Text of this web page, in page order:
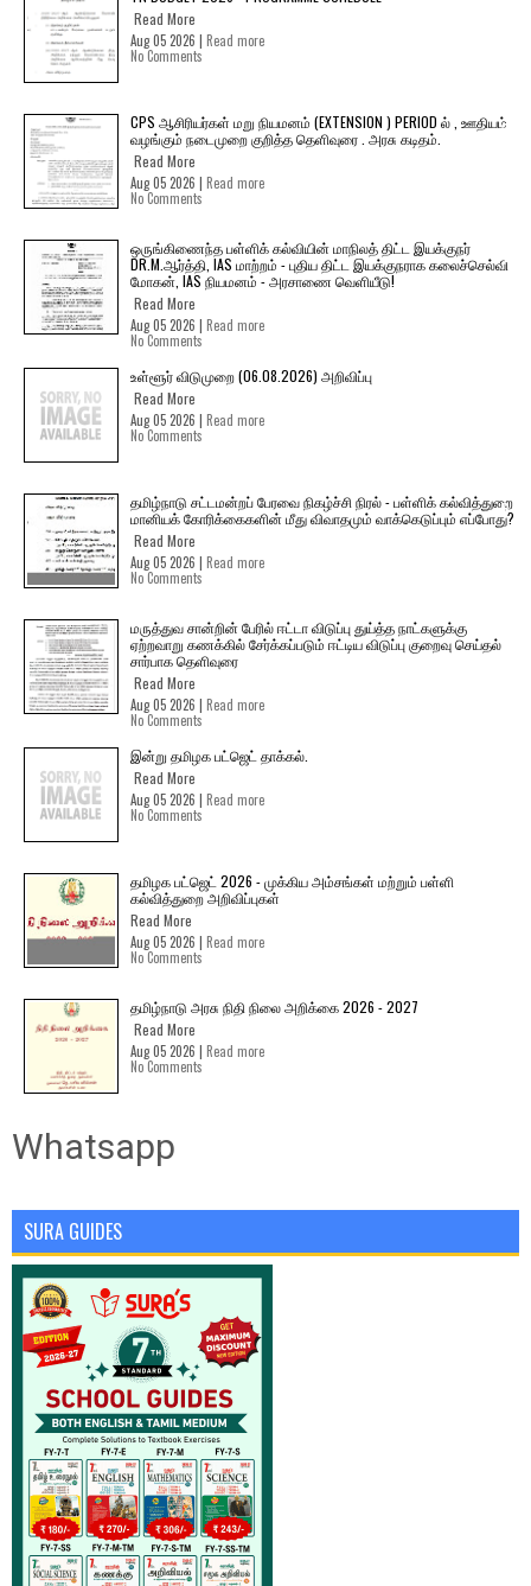
Read More
Aug 05 2026 | Read more
No Comments
CPS ஆசிரியர்கள் மறு நியமனம் (EXTENSION ) PERIOD ல் , ஊதியம்
வழங்கும் நடைமுறை குறித்த தெளிவுரை . அரசு கடிதம்.
Read More
Aug 05 2026 | Read more
No Comments
ஒருங்கிணைந்த பள்ளிக் கல்வியின் மாநிலத் திட்ட இயக்குநர்
DR.M.ஆர்த்தி, IAS மாற்றம் - புதிய திட்ட இயக்குநராக கலைச்செல்வி
மோகன், IAS நியமனம் - அரசாணை வெளியீடு!
Read More
Aug 05 2026 | Read more
No Comments
உள்ளூர் விடுமுறை (06.08.2026) அறிவிப்பு
Read More
Aug 05 2026 | Read more
No Comments
தமிழ்நாடு சட்டமன்றப் பேரவை நிகழ்ச்சி நிரல் - பள்ளிக் கல்வித்துறை
மானியக் கோரிக்கைகளின் மீது விவாதமும் வாக்கெடுப்பும் எப்போது?
Read More
Aug 05 2026 | Read more
No Comments
மருத்துவ சான்றின் பேரில் ஈட்டா விடுப்பு துய்த்த நாட்களுக்கு
ஏற்றவாறு கணக்கில் சேர்க்கப்படும் ஈட்டிய விடுப்பு குறைவு செய்தல்
சார்பாக தெளிவுரை
Read More
Aug 05 2026 | Read more
No Comments
இன்று தமிழக பட்ஜெட் தாக்கல்.
Read More
Aug 05 2026 | Read more
No Comments
தமிழக பட்ஜெட் 2026 - முக்கிய அம்சங்கள் மற்றும் பள்ளி
கல்வித்துறை அறிவிப்புகள்
Read More
Aug 05 2026 | Read more
No Comments
தமிழ்நாடு அரசு நிதி நிலை அறிக்கை 2026 - 2027
Read More
Aug 05 2026 | Read more
No Comments
Whatsapp
SURA GUIDES